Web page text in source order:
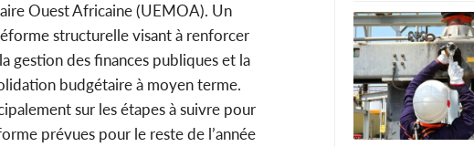
Ouest Africaine (UEMOA). Un
structurelle visant à renforcer
gestion des finances publiques et la
budgétaire à moyen terme.
sur les étapes à suivre pour
prévues pour le reste de l’année